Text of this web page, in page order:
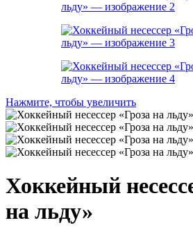
Нажмите, чтобы увеличить
Хоккейный
на льду»